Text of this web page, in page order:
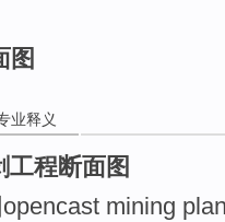
图
业释义
工程断面图
mining